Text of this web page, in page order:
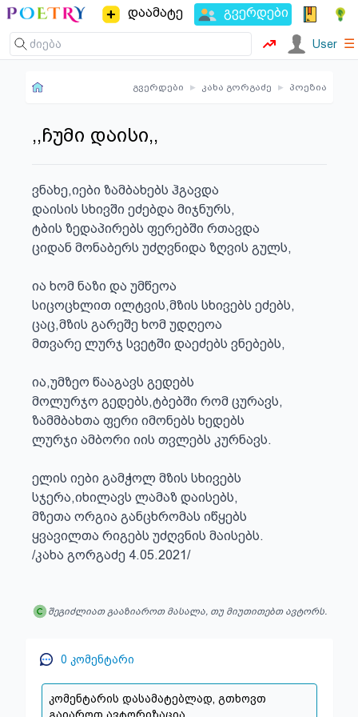
დაამატე გვერდები
User ☰
გვერდები ▸ კახა გორგაძე ▸ პოეზია
,,ჩუმი დაისი,,
ვნახე,იები ზამბახებს ჰგავდა
დაისის სხივში ეძებდა მიჯნურს,
ტბის ზედაპირებს ფერებში რთავდა
ციდან მონაბერს უძღვნიდა ზღვის გულს,
ია ხომ ნაზი და უმწეოა
სიცოცხლით ილტვის,მზის სხივებს ეძებს,
ცაც,მზის გარეშე ხომ უდღეოა
მთვარე ლურჯ სვეტში დაეძებს ვნებებს,
ია,უმზეო წააგავს გედებს
მოლურჯო გედებს,ტბებში რომ ცურავს,
ზამმბახთა ფერი იმონებს ხედებს
ლურჯი ამბორი იის თვლებს კურნავს.
ელის იები გამჭოლ მზის სხივებს
სჯერა,იხილავს ლამაზ დაისებს,
მზეთა ორგია განცხრომას იწყებს
ყვავილთა რიგებს უძღვნის მაისებს.
/კახა გორგაძე 4.05.2021/
შეგიძლიათ გააზიაროთ მასალა, თუ მიუთითებთ ავტორს.
0 კომენტარი